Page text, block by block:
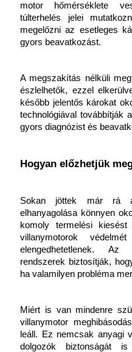
motor hőmérséklete
túlterhelés jelei
megelőzni az esetleges
gyors beavatkozást.
A megszakítás nélküli
észlelhetők, ezzel
később jelentős károkat
technológiával továbbítják
gyors diagnózist és
Hogyan előzhetjük
Sokan jöttek már rá
elhanyagolása könnyen
komoly termelési
villanymotorok
elengedhetetlenek. Az
rendszerek biztosítják,
ha valamilyen probléma
Miért is van mindenre
villanymotor
leáll. Ez nemcsak anyagi
dolgozók biztonságát